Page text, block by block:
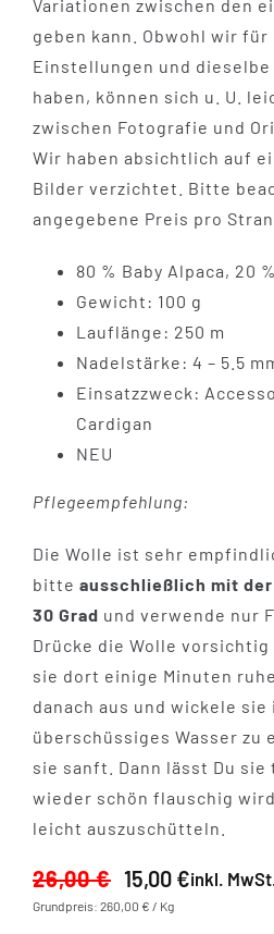
Variationen zwischen den
geben kann. Obwohl wir
Einstellungen und
haben, können sich u. U.
zwischen Fotografie und
Wir haben absichtlich auf
Bilder verzichtet. Bitte
angegebene Preis pro
80 % Baby Alpaca, 20
Gewicht: 100 g
Lauflänge: 250 m
Nadelstärke: 4 – 5.5
Einsatzzweck:
Cardigan
NEU
Pflegeempfehlung:
Die Wolle ist sehr
bitte ausschließlich mit der
30 Grad und verwende nur
Drücke die Wolle vorsichtig
sie dort einige Minuten
danach aus und wickele sie
überschüssiges Wasser zu
sie sanft. Dann lässt Du
wieder schön flauschig
leicht auszuschütteln.
26,00€
Ursprünglicher
Preis
15,00 €
Aktueller
Preis
inkl.
Grundpreis: 260,00 € / Kg